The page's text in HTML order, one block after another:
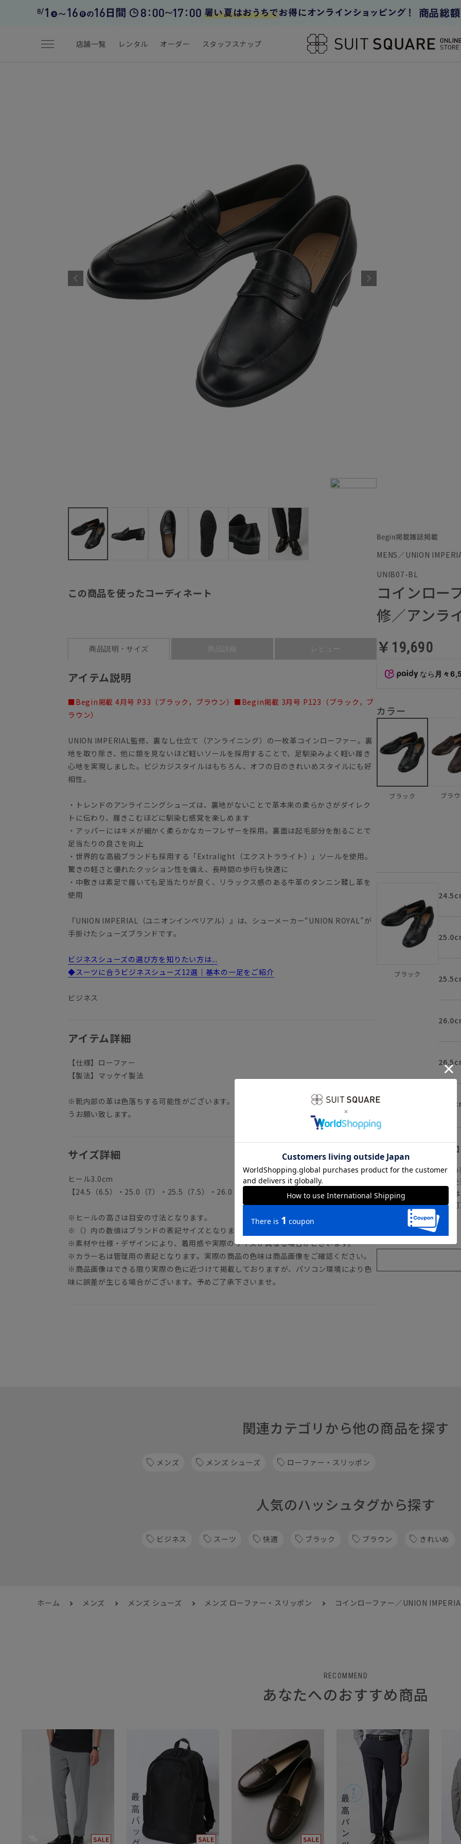
menu 店舗一覧 レンタル オーダー スタッフスナップ
この商品を使ったコーディネート
商品説明・サイズ 商品詳細 レビュー
アイテム説明
■Begin掲載 4月号 P33（ブラック，ブラウン）■Begin掲載 3月号 P123（ブラック，ブ
ラウン）
UNION IMPERIAL監修、裏なし仕立て（アンライニング）の一枚革コインローファー。裏
地を取り除き、他に類を見ないほど軽いソールを採用することで、足馴染みよく軽い履き
心地を実現しました。ビジカジスタイルはもちろん、オフの日のきれいめスタイルにも好
相性。
・トレンドのアンライニングシューズは、裏地がないことで革本来の柔らかさがダイレク
トに伝わり、履きこむほどに馴染む感覚を楽しめます
・アッパーにはキメが細かく柔らかなカーフレザーを採用。裏面は起毛部分を削ることで
足当たりの良さを向上
・世界的な高級ブランドも採用する「Extralight（エクストラライト）」ソールを使用。
驚きの軽さと優れたクッション性を備え、長時間の歩行も快適に
・中敷きは素足で履いても足当たりが良く、リラックス感のある牛革のタンニン鞣し革を
使用
『UNION IMPERIAL（ユニオンインペリアル）』は、シューメーカー“UNION ROYAL”が
手掛けたシューズブランドです。
ビジネスシューズの選び方を知りたい方は...
◆スーツに合うビジネスシューズ12選｜基本の一足をご紹介
ビジネス
アイテム詳細
【仕様】ローファー
【製法】マッケイ製法
※靴内部の革は色落ちする可能性がございます。薄い色のソックスはお避け下さいますよ
うお願い致します。
サイズ詳細
ヒール3.0cm
【24.5（6.5）・25.0（7）・25.5（7.5）・26.0（8）・26.5（8.5）・27.0（9）】
※ヒールの高さは目安の寸法となります。
※（）内の数値はブランドの表記サイズとなります。
※素材や仕様・デザインにより、着用感や実際のサイズが異なる場合がございます。
※カラー名は管理用の表記となります。実際の商品の色味は商品画像をご確認ください。
※商品画像はできる限り実際の色に近づけて掲載しておりますが、パソコン環境により色
味に誤差が生じる場合がございます。予めご了承下さいませ。
MENS／UNION
UNIB07-BL
コインロー
修／アンラ
￥19,690
なら 月々
カラー
ブラック ブラ
ブラック
アイコンについて】
注文画面でお急ぎ発送
さらにメルマガ会員様
正商品の場合は対応不可
詳しくはこちら
関連カテゴリから他の商品を探す
メンズ メンズ シューズ ローファー・スリッポン
人気のハッシュタグから探す
ビジネス スーツ 快適 ブラック ブラウン きれいめ
ホーム メンズ メンズ シューズ メンズ ローファー・スリッポン コインローファー／UNION
RECOMMEND
あなたへのおすすめ商品